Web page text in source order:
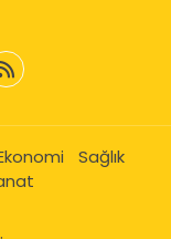
Sağlık